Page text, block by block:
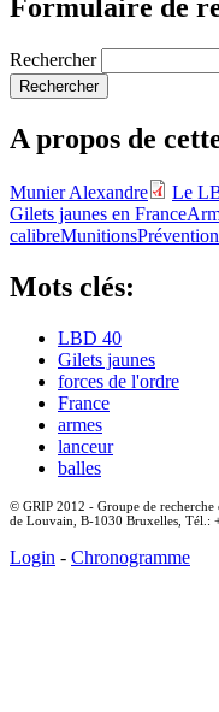
Formulaire de
Rechercher
A propos de
Munier Alexandre
Le
Gilets jaunes en France
calibreMunitions
Mots clés:
LBD 40
Gilets jaunes
forces de l'ordre
France
armes
lanceur
balles
© GRIP 2012 - Groupe de recherche
de Louvain, B-1030 Bruxelles, Tél.:
Login - Chronogramme